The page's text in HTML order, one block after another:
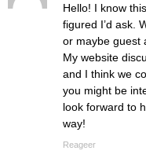
Hello! I know
figured I’d ask.
or maybe guest
My website
and I think we
you might be
look forward to
way!
Reageer